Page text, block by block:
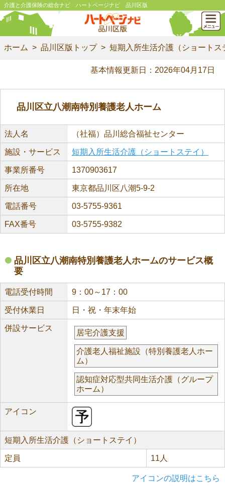
介護と介護保険の総合ナビ ハートページナビ 品川区版
ホーム 品川区版トップ 短期入所生活介護（ショートス
基本情報更新日：2026年04月17日
品川区立八潮南特別養護老人ホーム
法人名 （社福）品川総合福祉センター
施設・サービス 短期入所生活介護（ショートステイ）
事業所番号 1370903617
所在地 東京都品川区八潮5-9-2
電話番号 03-5755-9361
FAX番号 03-5755-9382
品川区立八潮南特別養護老人ホームのサービス概
要
電話受付時間 9：00～17：00
受付休業日 日・祝・年末年始
併設サービス
居宅介護支援
介護老人福祉施設（特別養護老人ホー
ム）
認知症対応型共同生活介護（グループ
ホーム）
アイコン
短期入所生活介護（ショートステイ）
定員 11人
アイコンの説明はこちら